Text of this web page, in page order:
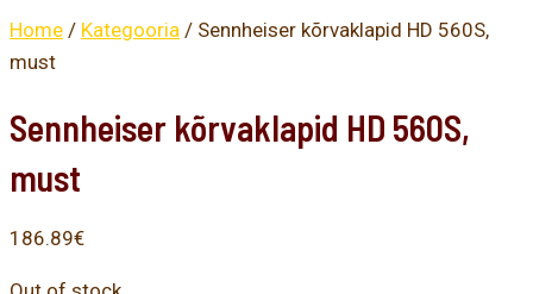
Home / Kategooria / Sennheiser kõrvaklapid HD 560S,
must
Sennheiser kõrvaklapid HD 560S,
must
186.89€